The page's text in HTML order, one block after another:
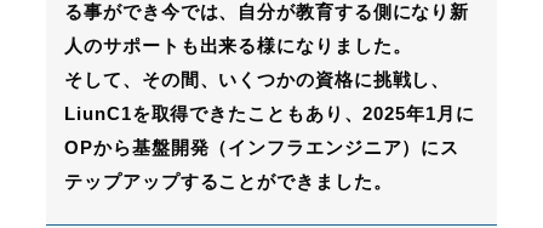
る事ができ今では、自分が教育する側になり新
人のサポートも出来る様になりました。
そして、その間、いくつかの資格に挑戦し、
LiunC1を取得できたこともあり、2025年1月に
OPから基盤開発（インフラエンジニア）にス
テップアップすることができました。